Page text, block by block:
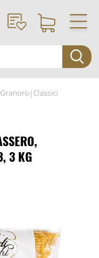
Granoro|Classici
3 KG